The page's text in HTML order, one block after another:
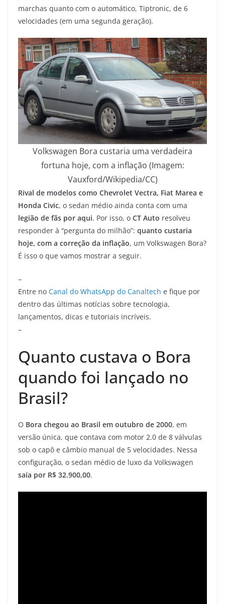
marchas quanto com o automático, Tiptronic, de 6
velocidades (em uma segunda geração).
Volkswagen Bora custaria uma verdadeira
fortuna hoje, com a inflação (Imagem:
Vauxford/Wikipedia/CC)
Rival de modelos como Chevrolet Vectra, Fiat Marea e
Honda Civic, o sedan médio ainda conta com uma
legião de fãs por aqui. Por isso, o CT Auto resolveu
responder à “pergunta do milhão”: quanto custaria
hoje, com a correção da inflação, um Volkswagen Bora?
É isso o que vamos mostrar a seguir.
–
Entre no Canal do WhatsApp do Canaltech e fique por
dentro das últimas notícias sobre tecnologia,
lançamentos, dicas e tutoriais incríveis.
–
Quanto custava o Bora
quando foi lançado no
Brasil?
O Bora chegou ao Brasil em outubro de 2000, em
versão única, que contava com motor 2.0 de 8 válvulas
sob o capô e câmbio manual de 5 velocidades. Nessa
configuração, o sedan médio de luxo da Volkswagen
saía por R$ 32.900,00.